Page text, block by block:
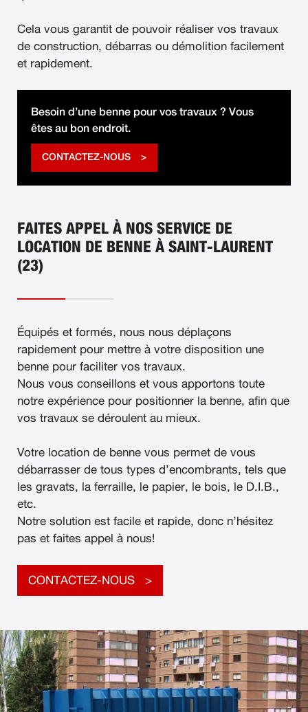
Cela vous garantit de pouvoir réaliser vos travaux
de construction, débarras ou démolition facilement
et rapidement.
Besoin d’une benne pour vos travaux ? Vous
êtes au bon endroit.
CONTACTEZ-NOUS
FAITES APPEL À NOS SERVICE DE
LOCATION DE BENNE À SAINT-LAURENT
(23)
Équipés et formés, nous nous déplaçons
rapidement pour mettre à votre disposition une
benne pour faciliter vos travaux.
Nous vous conseillons et vous apportons toute
notre expérience pour positionner la benne, afin que
vos travaux se déroulent au mieux.
Votre location de benne vous permet de vous
débarrasser de tous types d’encombrants, tels que
les gravats, la ferraille, le papier, le bois, le D.I.B.,
etc.
Notre solution est facile et rapide, donc n’hésitez
pas et faites appel à nous!
CONTACTEZ-NOUS